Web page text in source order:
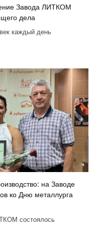
Завода ЛИТКОМ
дела
каждый день
на Заводе
ко Дню металлурга
состоялось